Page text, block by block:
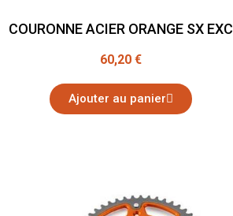
COURONNE ACIER ORANGE SX EXC
60,20 €
Ajouter au panier